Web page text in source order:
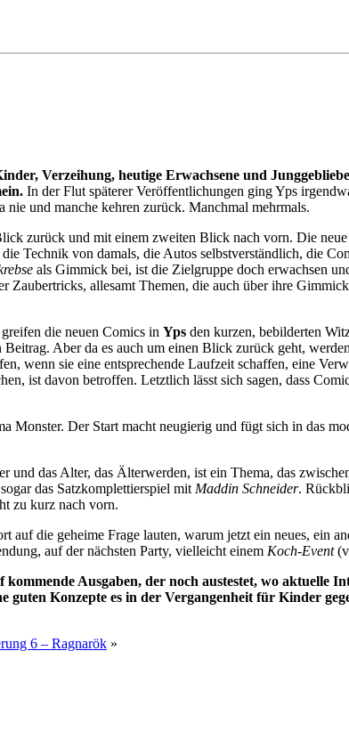
Verzeihung, heutige Erwachsene und
In der Flut späterer Veröffentlichungen ging Yps
nie und manche kehren zurück. Manchmal mehrmals.
zurück und mit einem zweiten Blick nach vorn. Die
Technik von damals, die Autos selbstverständlich, die
als Gimmick bei, ist die Zielgruppe doch erwachsen
Zaubertricks, allesamt Themen, die auch über ihre
die neuen Comics in Yps den kurzen, bebilderten
Aber da es auch um einen Blick zurück geht,
wenn sie eine entsprechende Laufzeit schaffen, eine
ist davon betroffen. Letztlich lässt sich sagen, dass
Monster. Der Start macht neugierig und fügt sich in das
und das Alter, das Älterwerden, ist ein Thema, das
das Satzkomplettierspiel mit Maddin Schneider.
zu kurz nach vorn.
auf die geheime Frage lauten, warum jetzt ein neues, ein
auf der nächsten Party, vielleicht einem Koch-Event
kommende Ausgaben, der noch austestet, wo aktuelle
guten Konzepte es in der Vergangenheit für Kinder
6 – Ragnarök »